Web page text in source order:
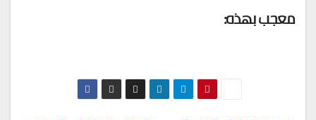
معجب بهذه: